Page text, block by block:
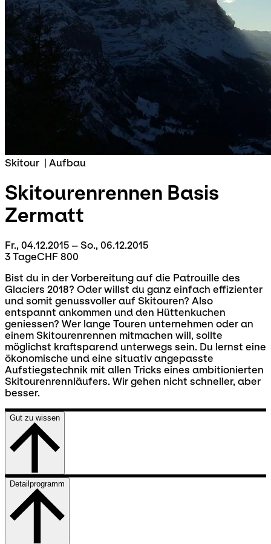
Skitour | Aufbau
Skitourenrennen Basis
Zermatt
Fr., 04.12.2015 – So., 06.12.2015
3 TageCHF 800
Bist du in der Vorbereitung auf die Patrouille des
Glaciers 2018? Oder willst du ganz einfach effizienter
und somit genussvoller auf Skitouren? Also
entspannt ankommen und den Hüttenkuchen
geniessen? Wer lange Touren unternehmen oder an
einem Skitourenrennen mitmachen will, sollte
möglichst kraftsparend unterwegs sein. Du lernst eine
ökonomische und eine situativ angepasste
Aufstiegstechnik mit allen Tricks eines ambitionierten
Skitourenrennläufers. Wir gehen nicht schneller, aber
besser.
Gut zu wissen
Detailprogramm